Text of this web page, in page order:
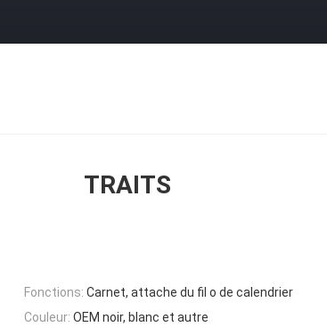
TRAITS
Fonctions: Carnet, attache du fil o de calendrier
Couleur: OEM noir, blanc et autre